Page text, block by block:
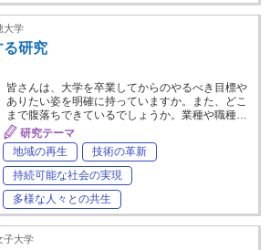
大学
る研究
皆さんは、大学を卒業してからのやるべき目標や
ありたい姿を明確に持っていますか。また、どこ
まで腹落ちできているでしょうか。業種や職種…
研究テーマ
地域の再生
技術の革新
持続可能な社会の実現
多様な人々との共生
子大学